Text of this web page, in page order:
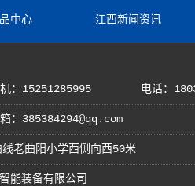
中心 江西新闻资讯
：15251285995 电话：
：385384294@qq.com
老曲阳小学西侧向西50米
装备有限公司